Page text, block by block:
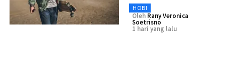
HOBI
Oleh Rany Veronica
Soetrisno
1 hari yang lalu